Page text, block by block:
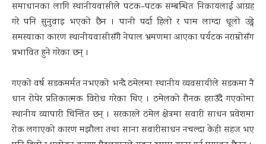
समाधानका लागि स्थानीयवासीले पटक–पटक सम्बन्धित निकायलाई आग्रह
गरे पनि सुनुवाइ भएको छैन । पानी पर्दा हिलो र घाम लाग्दा धूलो उड्ने
समस्याका कारण स्थानीयवासीसँगै नेपाल भ्रमणमा आएका पर्यटक नराम्रोसँग
प्रभावित हुने गरेका छन् ।
गएकाे वर्ष सडकमर्मत नभएको भन्दै ठमेलमा स्थानीय व्यवसायीले सडकमा नै
धान रोपेर प्रतिकात्मक विरोध गरेका थिए । ठमेलको रौनक हराउँदै गएकोमा
स्थानीय व्यापारी चिन्तित छन् । सरकारले ठमेल क्षेत्रमा सवारी साधन प्रवेशमा
रोक लगाएको कारण मझौला तथा साना सवारीसाधन नचल्दा केही सहज भए